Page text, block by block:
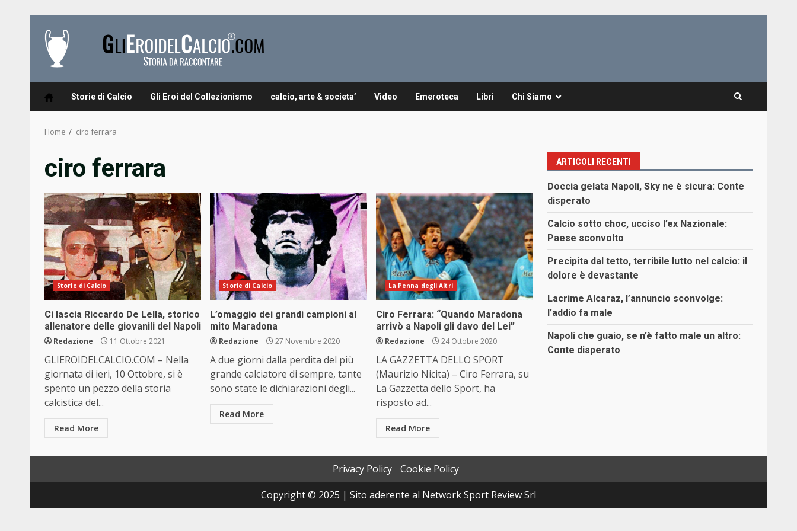
content
Storie di Calcio Gli Eroi del Collezionismo calcio, arte & societa’ Video Emeroteca Libri Chi Siamo
Home ciro ferrara
ciro ferrara
Storie di Calcio
Ci lascia Riccardo De Lella, storico
allenatore delle giovanili del Napoli
Redazione 11 Ottobre 2021
GLIEROIDELCALCIO.COM – Nella
giornata di ieri, 10 Ottobre, si è
spento un pezzo della storia
calcistica del...
Read More
Storie di Calcio
L’omaggio dei grandi campioni al
mito Maradona
Redazione 27 Novembre 2020
A due giorni dalla perdita del più
grande calciatore di sempre, tante
sono state le dichiarazioni degli...
Read More
La Penna degli Altri
Ciro Ferrara: “Quando Maradona
arrivò a Napoli gli davo del Lei”
Redazione 24 Ottobre 2020
LA GAZZETTA DELLO SPORT
(Maurizio Nicita) – Ciro Ferrara, su
La Gazzetta dello Sport, ha
risposto ad...
Read More
ARTICOLI RECENTI
Doccia gelata Napoli, Sky ne è sicura: Conte
disperato
Calcio sotto choc, ucciso l’ex Nazionale:
Paese sconvolto
Precipita dal tetto, terribile lutto nel calcio: il
dolore è devastante
Lacrime Alcaraz, l’annuncio sconvolge:
l’addio fa male
Napoli che guaio, se n’è fatto male un altro:
Conte disperato
Privacy Policy
Cookie Policy
Copyright © 2025 | Sito aderente al Network Sport Review Srl